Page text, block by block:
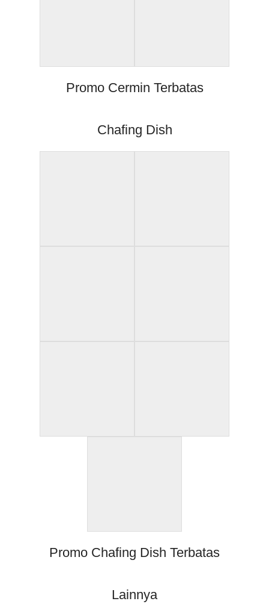
Promo Cermin Terbatas
Chafing Dish
Promo Chafing Dish Terbatas
Lainnya